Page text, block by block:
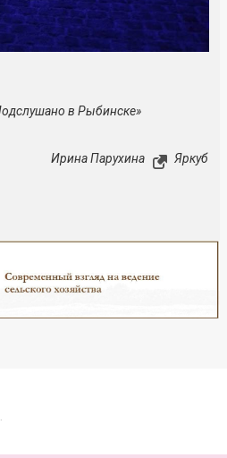
в Рыбинске»
Ирина Парухина Яркуб